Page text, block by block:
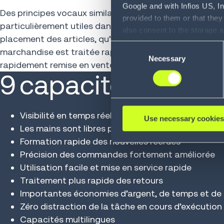
Google and with Infios US,
provided to them or that
also consent to the storage
information, including the
see Privacy Policy
Selection
Necessary
Use necessary
Des principes vocaux similaires peuvent être
particulièrement utiles dans le cadre de la gestion
placement des articles, qu’il s’agisse de nouveaux
marchandise est traitée rapidement et de manière
rapidement remise en vente.
9 capacités de la
Visibilité en temps réel du processus de picking
Les mains sont libres pour soulever des articles
Formation rapide des nouvelles recrues
Précision des commandes fortement améliorée
Utilisation facile et mise en service rapide
Traitement plus rapide des retours
Importantes économies d’argent, de temps et
Zéro distraction de la tâche en cours d’exécution
Capacités multilingues